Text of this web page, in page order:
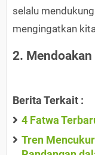
selalu
mengingatkan
2.
Berita Terkait :
4 Fatwa
Tren